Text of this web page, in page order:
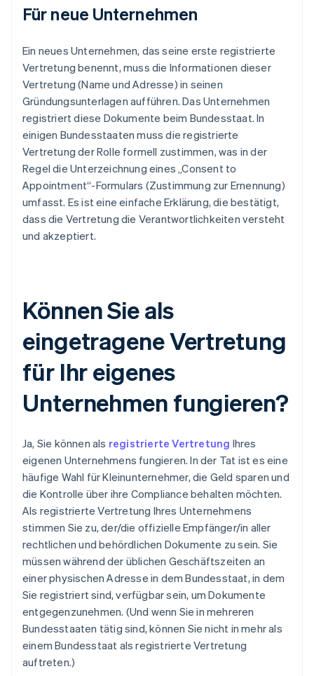
Für neue Unternehmen
Ein neues Unternehmen, das seine erste registrierte
Vertretung benennt, muss die Informationen dieser
Vertretung (Name und Adresse) in seinen
Gründungsunterlagen aufführen. Das Unternehmen
registriert diese Dokumente beim Bundesstaat. In
einigen Bundesstaaten muss die registrierte
Vertretung der Rolle formell zustimmen, was in der
Regel die Unterzeichnung eines „Consent to
Appointment“-Formulars (Zustimmung zur Ernennung)
umfasst. Es ist eine einfache Erklärung, die bestätigt,
dass die Vertretung die Verantwortlichkeiten versteht
und akzeptiert.
Können Sie als
eingetragene Vertretung
für Ihr eigenes
Unternehmen fungieren?
Ja, Sie können als registrierte Vertretung Ihres
eigenen Unternehmens fungieren. In der Tat ist es eine
häufige Wahl für Kleinunternehmer, die Geld sparen und
die Kontrolle über ihre Compliance behalten möchten.
Als registrierte Vertretung Ihres Unternehmens
stimmen Sie zu, der/die offizielle Empfänger/in aller
rechtlichen und behördlichen Dokumente zu sein. Sie
müssen während der üblichen Geschäftszeiten an
einer physischen Adresse in dem Bundesstaat, in dem
Sie registriert sind, verfügbar sein, um Dokumente
entgegenzunehmen. (Und wenn Sie in mehreren
Bundesstaaten tätig sind, können Sie nicht in mehr als
einem Bundesstaat als registrierte Vertretung
auftreten.)